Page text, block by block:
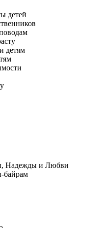
детей
детям
Надежды и Любви
байрам